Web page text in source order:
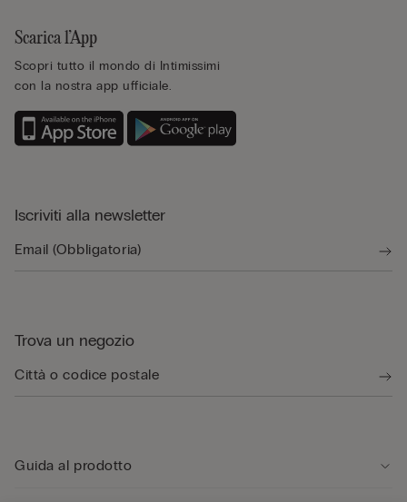
Scarica l’App
Scopri tutto il mondo di Intimissimi
con la nostra app ufficiale.
Iscriviti alla newsletter
Trova un negozio
Guida al prodotto